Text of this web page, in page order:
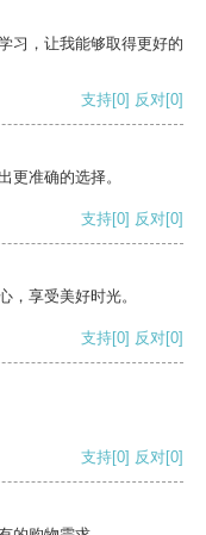
习，让我能够取得更好的
支持[0] 反对[0]
更准确的选择。
支持[0] 反对[0]
，享受美好时光。
支持[0] 反对[0]
支持[0] 反对[0]